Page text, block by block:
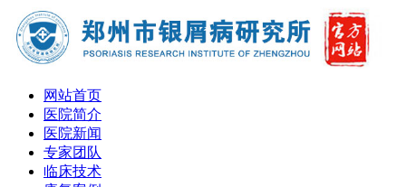
网站首页
医院简介
医院新闻
专家团队
临床技术